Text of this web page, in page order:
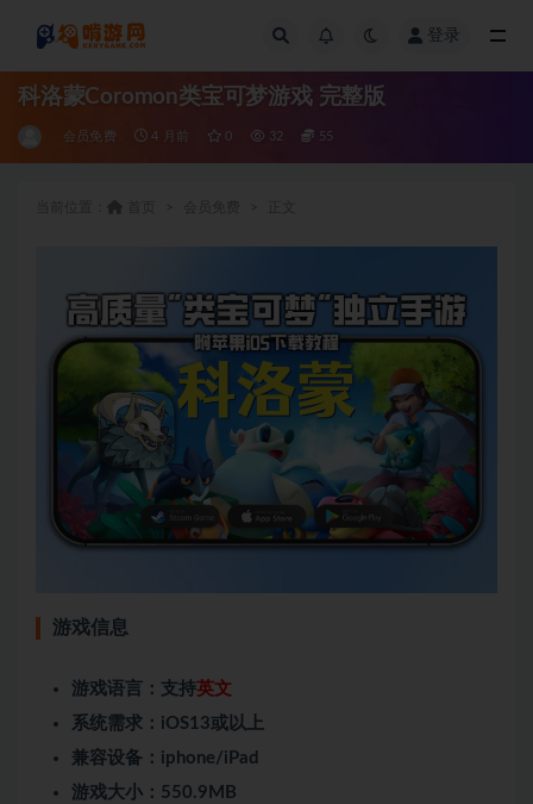
登录
科洛蒙Coromon类宝可梦游戏 完整版
会员免费 4 月前 0 32 55
游戏信息
游戏语言：支持英文
系统需求：iOS13或以上
兼容设备：iphone/iPad
游戏大小：550.9MB